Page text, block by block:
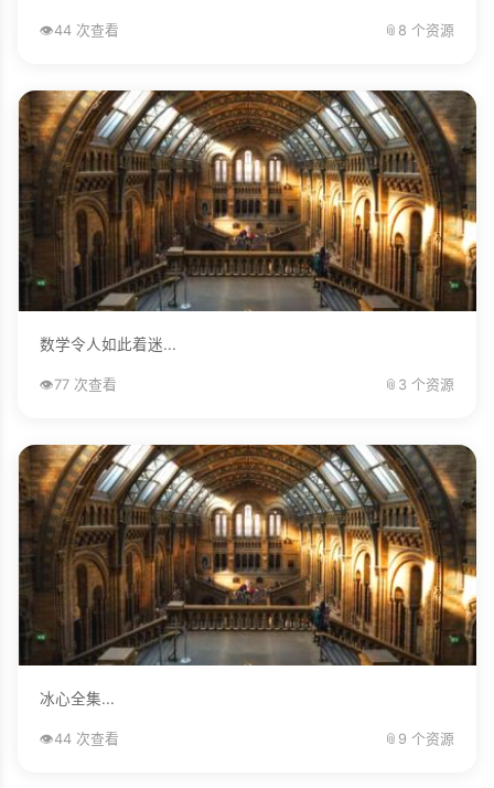
👁️44 次查看 📎 8 个资源
数学令人如此着迷...
👁️77 次查看 📎 3 个资源
冰心全集...
👁️44 次查看 📎 9 个资源